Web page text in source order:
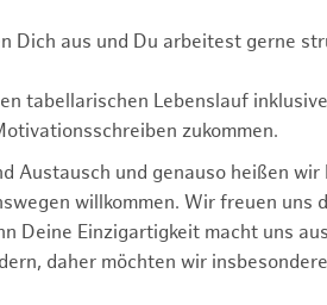
Dich aus und Du arbeitest gerne
tabellarischen Lebenslauf
zukommen.
Austausch und genauso heißen wir
willkommen. Wir freuen uns
Deine Einzigartigkeit macht uns
daher möchten wir